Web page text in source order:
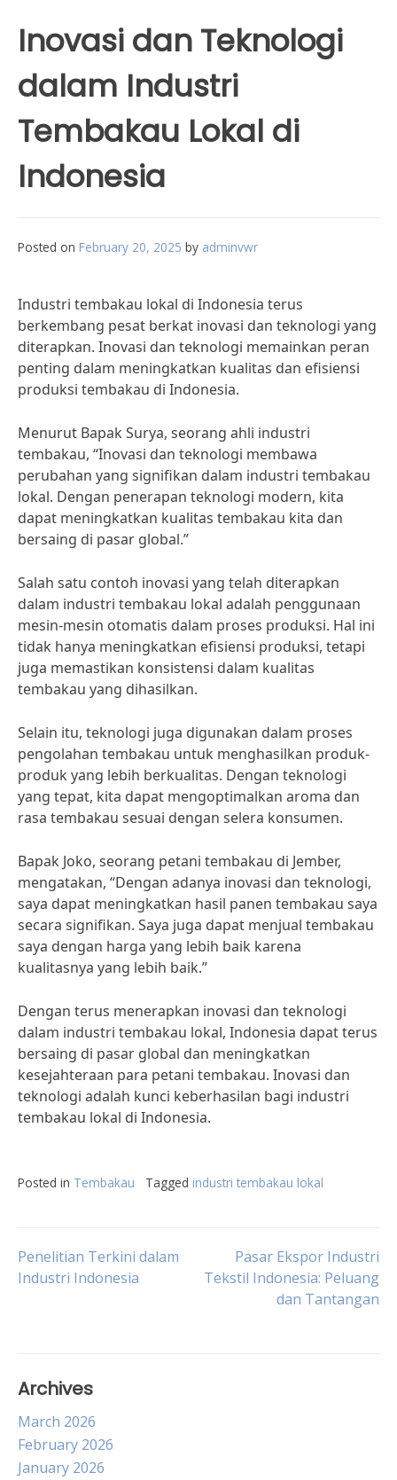
Inovasi dan Teknologi
dalam Industri
Tembakau Lokal di
Indonesia
Posted on February 20, 2025 by adminvwr
Industri tembakau lokal di Indonesia terus
berkembang pesat berkat inovasi dan teknologi yang
diterapkan. Inovasi dan teknologi memainkan peran
penting dalam meningkatkan kualitas dan efisiensi
produksi tembakau di Indonesia.
Menurut Bapak Surya, seorang ahli industri
tembakau, “Inovasi dan teknologi membawa
perubahan yang signifikan dalam industri tembakau
lokal. Dengan penerapan teknologi modern, kita
dapat meningkatkan kualitas tembakau kita dan
bersaing di pasar global.”
Salah satu contoh inovasi yang telah diterapkan
dalam industri tembakau lokal adalah penggunaan
mesin-mesin otomatis dalam proses produksi. Hal ini
tidak hanya meningkatkan efisiensi produksi, tetapi
juga memastikan konsistensi dalam kualitas
tembakau yang dihasilkan.
Selain itu, teknologi juga digunakan dalam proses
pengolahan tembakau untuk menghasilkan produk-
produk yang lebih berkualitas. Dengan teknologi
yang tepat, kita dapat mengoptimalkan aroma dan
rasa tembakau sesuai dengan selera konsumen.
Bapak Joko, seorang petani tembakau di Jember,
mengatakan, “Dengan adanya inovasi dan teknologi,
saya dapat meningkatkan hasil panen tembakau saya
secara signifikan. Saya juga dapat menjual tembakau
saya dengan harga yang lebih baik karena
kualitasnya yang lebih baik.”
Dengan terus menerapkan inovasi dan teknologi
dalam industri tembakau lokal, Indonesia dapat terus
bersaing di pasar global dan meningkatkan
kesejahteraan para petani tembakau. Inovasi dan
teknologi adalah kunci keberhasilan bagi industri
tembakau lokal di Indonesia.
Posted in Tembakau Tagged industri tembakau lokal
Post
Penelitian Terkini dalam
Industri Indonesia
Pasar Ekspor Industri
Tekstil Indonesia: Peluang
dan Tantangan
Archives
March 2026
February 2026
January 2026